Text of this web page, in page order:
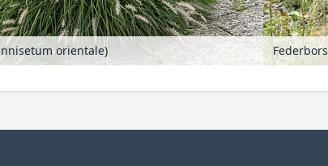
orientale)